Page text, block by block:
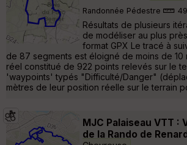
Randonnée Pédestre
Résultats de plusieurs
de modéliser au plus
format GPX Le tracé à
de 87 segments est éloigné de moins de 10
réel constitué de 922 points relevés sur le
'waypoints' typés "Difficulté/Danger"
mètres de leur position réelle sur le terrain
MJC Palaiseau VTT :
de la Rando de